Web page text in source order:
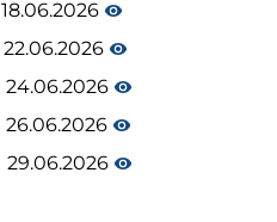
18.06.2026
22.06.2026
24.06.2026
26.06.2026
29.06.2026